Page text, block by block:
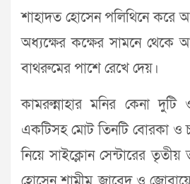
শাহাদত হোসেন পলিথিনে করে
অধ্যক্ষের কক্ষের সামনে থেকে
বাথরুমের পাশে রেখে দেয়।
কামরুন্নাহার মনির কেনা
একটিসহ মোট তিনটি বোরকা ও
নিয়ে সাইক্লোন সেন্টারের